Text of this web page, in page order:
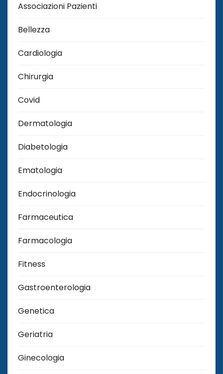
Associazioni Pazienti
Bellezza
Cardiologia
Chirurgia
Covid
Dermatologia
Diabetologia
Ematologia
Endocrinologia
Farmaceutica
Farmacologia
Fitness
Gastroenterologia
Genetica
Geriatria
Ginecologia